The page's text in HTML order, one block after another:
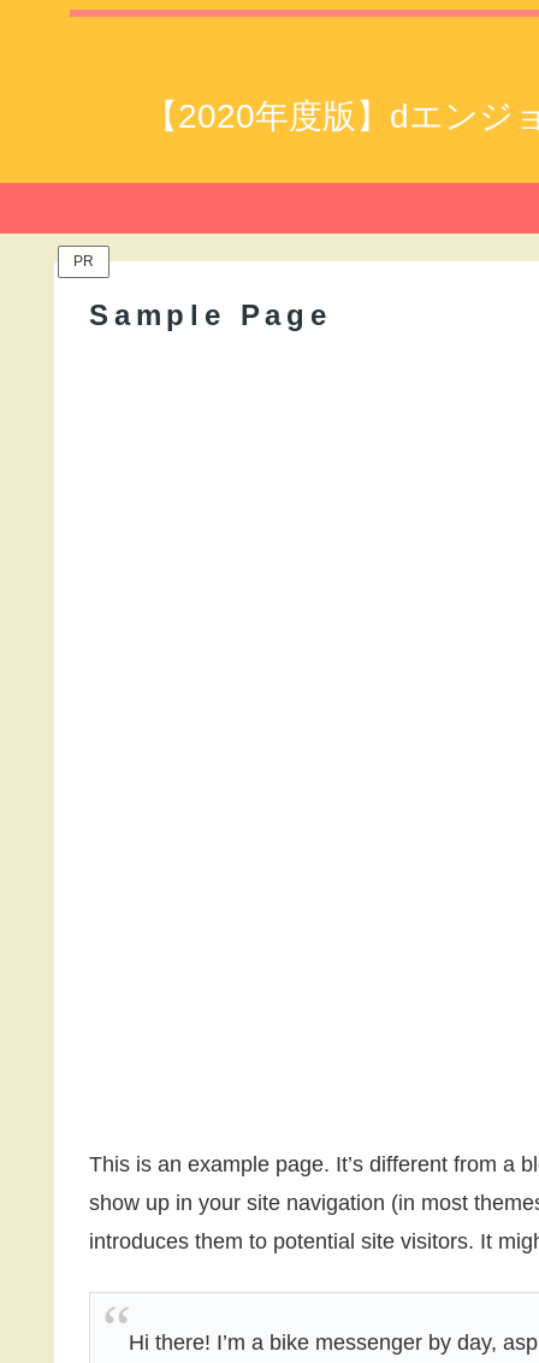
【2020年度版】dエン
PR
Sample Page
This is an example page. It’s different from a
show up in your site navigation (in most
introduces them to potential site visitors. It
Hi there! I’m a bike messenger by day,